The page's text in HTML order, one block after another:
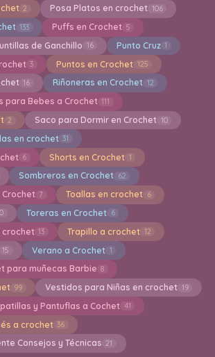
2 Posa Platos en crochet 106
133 Puffs en Crochet 5
de Ganchillo 16 Punto Cruz 1
3 Puntos en Crochet 125
16 Riñoneras en Crochet 12
para Bebes a Crochet 111
2 Saco para Dormir en Crochet 10
en crochet 31
6 Shorts en Crochet 1
Sombreros en Crochet 62
Crochet 7 Toallas en crochet 6
Toreras en Crochet 6
crochet 13 Trapillo a crochet 12
15 Verano a Crochet 1
para muñecas Barbie 8
99 Vestidos para Niñas en crochet 19
y Pantuflas a Cochet 41
a crochet 36
Consejos y Técnicas 21